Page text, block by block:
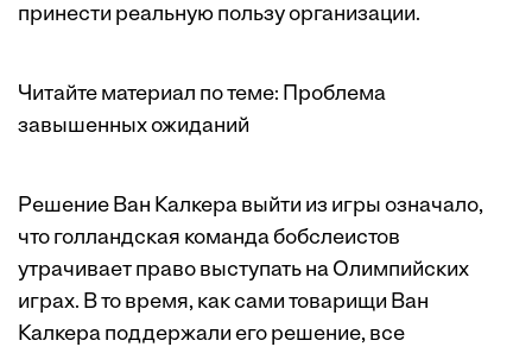
принести реальную пользу организации.
Читайте материал по теме: Проблема
завышенных ожиданий
Решение Ван Калкера выйти из игры означало,
что голландская команда бобслеистов
утрачивает право выступать на Олимпийских
играх. В то время, как сами товарищи Ван
Калкера поддержали его решение, все